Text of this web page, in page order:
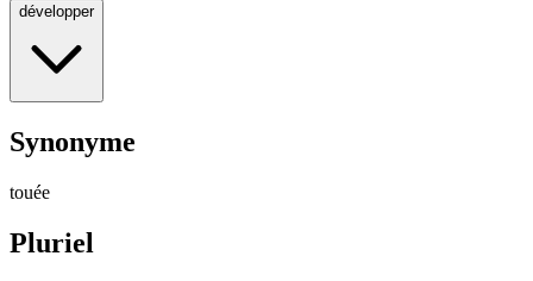
développer
Synonyme
touée
Pluriel